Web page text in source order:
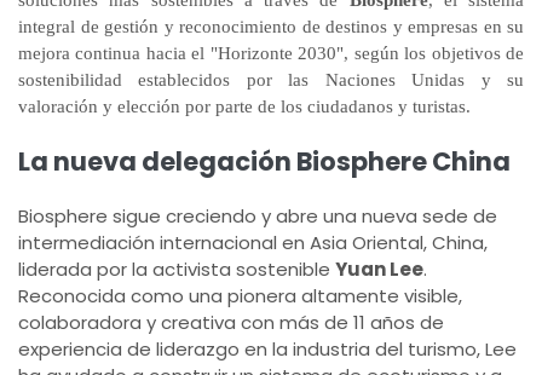
integral de gestión y reconocimiento de destinos y empresas en su
mejora continua hacia el "Horizonte 2030", según los objetivos de
sostenibilidad establecidos por las Naciones Unidas y su
valoración y elección por parte de los ciudadanos y turistas.
La nueva delegación Biosphere China
Biosphere sigue creciendo y abre una nueva sede de
intermediación internacional en Asia Oriental, China,
liderada por la activista sostenible Yuan Lee.
Reconocida como una pionera altamente visible,
colaboradora y creativa con más de 11 años de
experiencia de liderazgo en la industria del turismo, Lee